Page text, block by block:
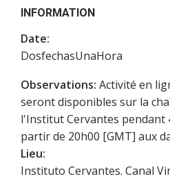
INFORMATION
Date:
DosfechasUnaHora
Observations: Activité en
seront disponibles sur la
l'Institut Cervantes pendant
partir de 20h00 [GMT] aux
Lieu:
Instituto Cervantes. Canal